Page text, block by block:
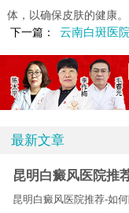
体，以确保皮肤的健康。
下一篇：
云南白斑医
最新文章
昆明白癜风医院推
昆明白癜风医院推荐-如